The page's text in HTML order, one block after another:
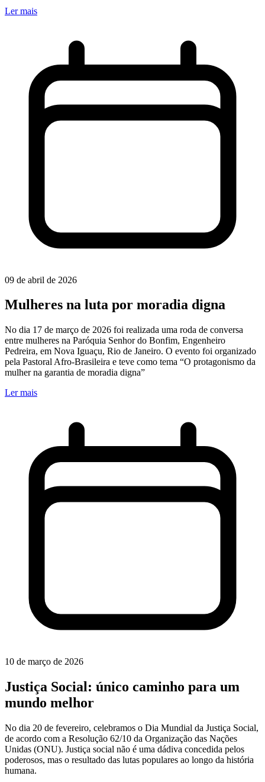
Ler mais
09 de abril de 2026
Mulheres na luta por moradia digna
No dia 17 de março de 2026 foi realizada uma roda de conversa
entre mulheres na Paróquia Senhor do Bonfim, Engenheiro
Pedreira, em Nova Iguaçu, Rio de Janeiro. O evento foi organizado
pela Pastoral Afro-Brasileira e teve como tema “O protagonismo da
mulher na garantia de moradia digna”
Ler mais
10 de março de 2026
Justiça Social: único caminho para um
mundo melhor
No dia 20 de fevereiro, celebramos o Dia Mundial da Justiça Social,
de acordo com a Resolução 62/10 da Organização das Nações
Unidas (ONU). Justiça social não é uma dádiva concedida pelos
poderosos, mas o resultado das lutas populares ao longo da história
humana.